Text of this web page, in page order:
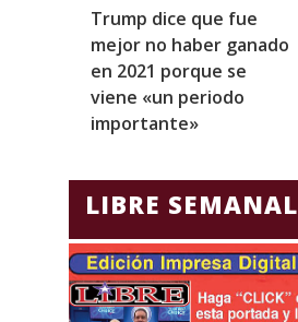
Trump dice que fue
mejor no haber ganado
en 2021 porque se
viene «un periodo
importante»
LIBRE SEMANAL